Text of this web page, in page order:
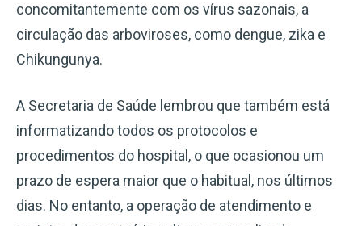
concomitantemente com os vírus sazonais, a
circulação das arboviroses, como dengue, zika e
Chikungunya.
A Secretaria de Saúde lembrou que também está
informatizando todos os protocolos e
procedimentos do hospital, o que ocasionou um
prazo de espera maior que o habitual, nos últimos
dias. No entanto, a operação de atendimento e